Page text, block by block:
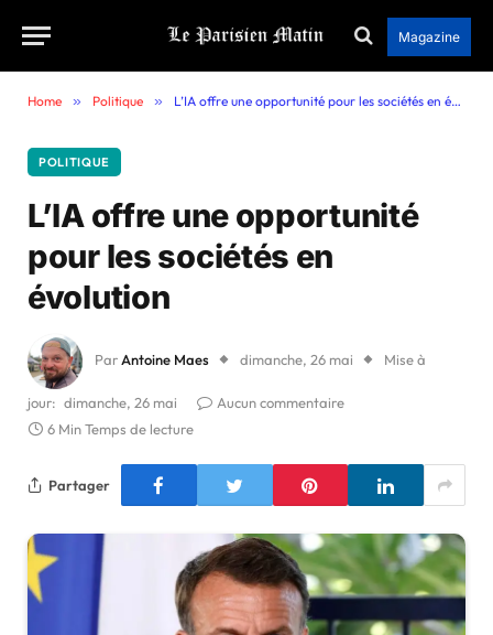
Magazine
Home » Politique » L’IA offre une opportunité pour les sociétés en évolution
POLITIQUE
L’IA offre une opportunité
pour les sociétés en
évolution
Par Antoine Maes dimanche, 26 mai Mise à
jour: dimanche, 26 mai
Aucun commentaire
6 Min Temps de lecture
Partager